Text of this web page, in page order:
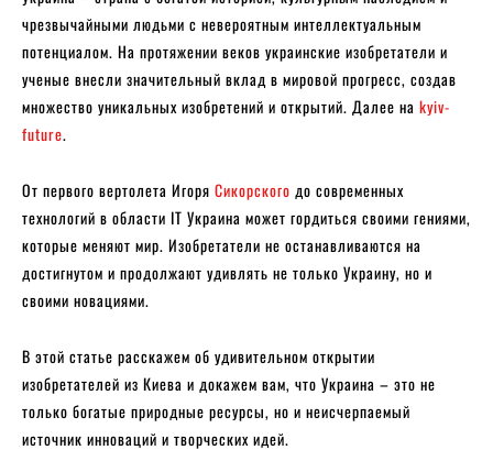
чрезвычайными людьми с невероятным интеллектуальным
потенциалом. На протяжении веков украинские изобретатели и
ученые внесли значительный вклад в мировой прогресс, создав
множество уникальных изобретений и открытий. Далее на kyiv-
future.
От первого вертолета Игоря Сикорского до современных
технологий в области IT Украина может гордиться своими гениями,
которые меняют мир. Изобретатели не останавливаются на
достигнутом и продолжают удивлять не только Украину, но и
своими новациями.
В этой статье расскажем об удивительном открытии
изобретателей из Киева и докажем вам, что Украина – это не
только богатые природные ресурсы, но и неисчерпаемый
источник инноваций и творческих идей.